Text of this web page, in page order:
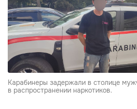
Карабинеры задержали в столице
в распространении наркотиков.